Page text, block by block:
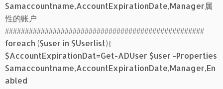
Samaccountname,AccountExpirationDate,Manager属
性的账户
##################################################
foreach ($user in $Userlist){
$AccountExpirationDat=Get-ADUser $user -Properties
Samaccountname,AccountExpirationDate,Manager,En
abled